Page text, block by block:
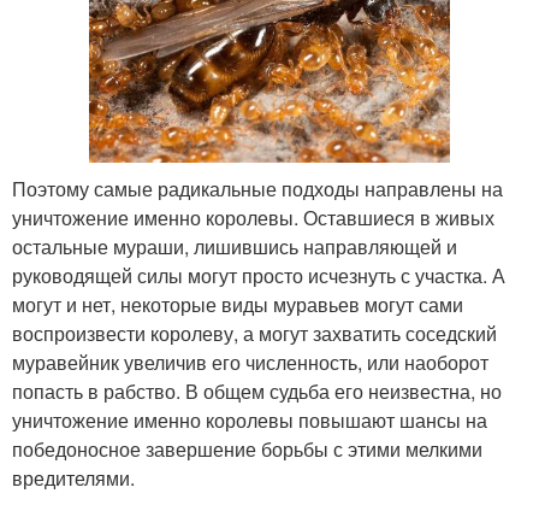
Поэтому самые радикальные подходы направлены на
уничтожение именно королевы. Оставшиеся в живых
остальные мураши, лишившись направляющей и
руководящей силы могут просто исчезнуть с участка. А
могут и нет, некоторые виды муравьев могут сами
воспроизвести королеву, а могут захватить соседский
муравейник увеличив его численность, или наоборот
попасть в рабство. В общем судьба его неизвестна, но
уничтожение именно королевы повышают шансы на
победоносное завершение борьбы с этими мелкими
вредителями.